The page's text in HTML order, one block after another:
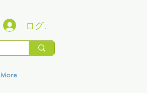
ログイン
More